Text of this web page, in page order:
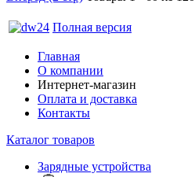
Полная версия
Главная
О компании
Интернет-магазин
Оплата и доставка
Контакты
Каталог товаров
Зарядные устройства